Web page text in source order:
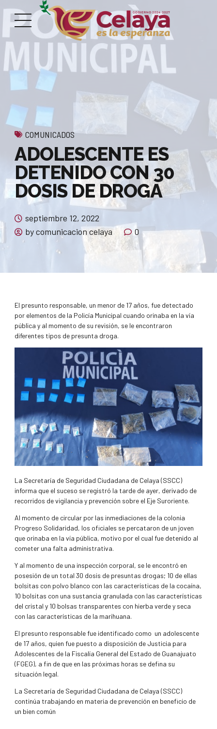
COMUNICADOS
ADOLESCENTE ES
DETENIDO CON 30
DOSIS DE DROGA
septiembre 12, 2022
by comunicacion celaya
0
El presunto responsable, un menor de 17 años, fue detectado
por elementos de la Policía Municipal cuando orinaba en la vía
pública y al momento de su revisión, se le encontraron
diferentes tipos de presunta droga.
La Secretaría de Seguridad Ciudadana de Celaya (SSCC)
informa que el suceso se registró la tarde de ayer, derivado de
recorridos de vigilancia y prevención sobre el Eje Suroriente.
Al momento de circular por las inmediaciones de la colonia
Progreso Solidaridad, los oficiales se percataron de un joven
que orinaba en la vía pública, motivo por el cual fue detenido al
cometer una falta administrativa.
Y al momento de una inspección corporal, se le encontró en
posesión de un total 30 dosis de presuntas drogas; 10 de ellas
bolsitas con polvo blanco con las características de la cocaína,
10 bolsitas con una sustancia granulada con las características
del cristal y 10 bolsas transparentes con hierba verde y seca
con las características de la marihuana.
El presunto responsable fue identificado como un adolescente
de 17 años, quien fue puesto a disposición de Justicia para
Adolescentes de la Fiscalía General del Estado de Guanajuato
(FGEG), a fin de que en las próximas horas se defina su
situación legal.
La Secretaría de Seguridad Ciudadana de Celaya (SSCC)
continúa trabajando en materia de prevención en beneficio de
un bien común